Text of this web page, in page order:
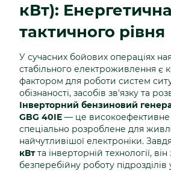
кВт):
тактичного рівня
У сучасних бойових операціях
стабільного електроживлення є
фактором для роботи систем
обізнаності, засобів зв'язку та
Інверторний бензиновий
GBG 40IE — це високоефективне
спеціально розроблене для
найчутливішої електроніки.
кВтта інверторній технології,
безперебійну роботу